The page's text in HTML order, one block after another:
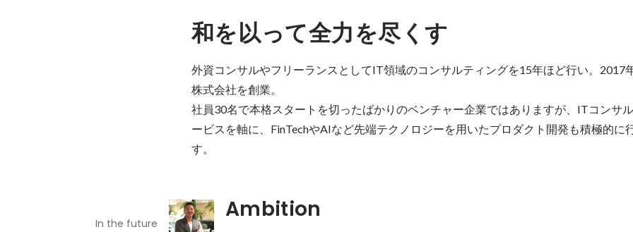
和を以って全力を尽くす
外資コンサルやフリーランスとしてIT領域のコンサルティングを15年ほど行い。2017
株式会社を創業。
社員30名で本格スタートを切ったばかりのベンチャー企業ではありますが、ITコンサ
ービスを軸に、FinTechやAIなど先端テクノロジーを用いたプロダクト開発も積極的に
す。
Ambition
In the future